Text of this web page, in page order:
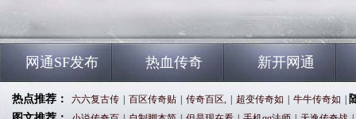
网通SF发布 热血传奇 新开网通
热点推荐： 六六复古传 百区传奇贴 传奇百区, 超变传奇如 牛牛传奇如